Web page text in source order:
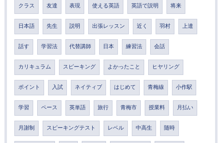
クラス 友達 表現 使える英語 英語で説明 将来
日本語 先生 説明 出張レッスン 近く 羽村 上達
話す 学習法 代替講師 日本 練習法 会話
カリキュラム スピーキング よかったこと ヒヤリング
ポイント 入試 ネイティブ はじめて 青梅線 小作駅
学習 ペース 英単語 旅行 青梅市 授業料 月払い
月謝制 スピーキングテスト レベル 中高生 随時